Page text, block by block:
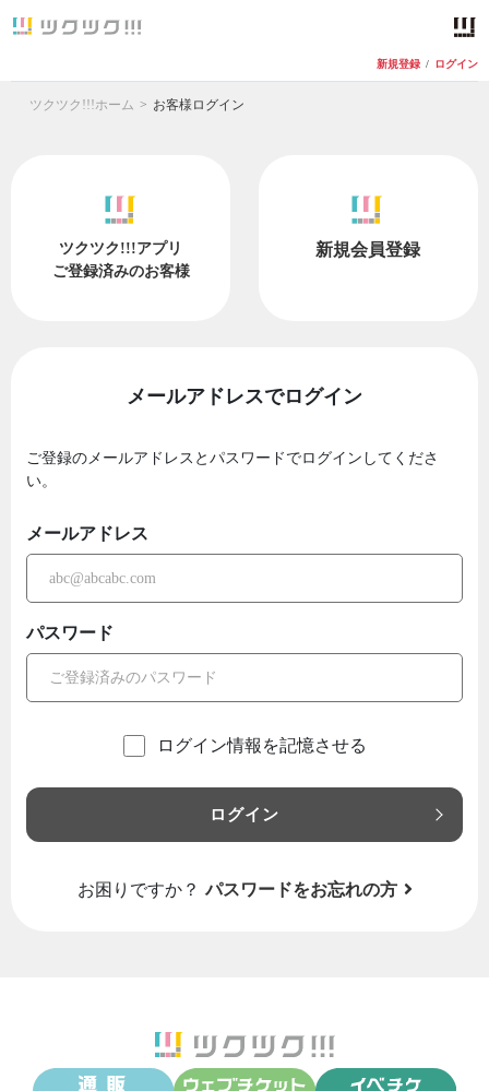
新規登録 / ログイン
ツクツク!!!ホーム お客様ログイン
ツクツク!!!アプリ
ご登録済みのお客様
新規会員登録
メールアドレスでログイン
ご登録のメールアドレスとパスワードでログインしてくださ
い。
メールアドレス
パスワード
ログイン情報を記憶させる
ログイン
お困りですか？ パスワードをお忘れの方